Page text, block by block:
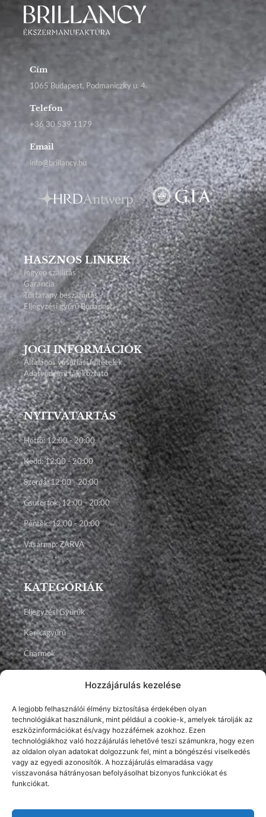
Hozzájárulás kezelése
A legjobb felhasználói élmény biztosítása érdekében olyan
technológiákat használunk, mint például a cookie-k, amelyek tárolják az
eszközinformációkat és/vagy hozzáférnek azokhoz. Ezen
technológiákhoz való hozzájárulás lehetővé teszi számunkra, hogy ezen
az oldalon olyan adatokat dolgozzunk fel, mint a böngészési viselkedés
vagy az egyedi azonosítók. A hozzájárulás elmaradása vagy
visszavonása hátrányosan befolyásolhat bizonyos funkciókat és
funkciókat.
Cím
1065 Budapest, Podmaniczky u. 4.
Telefon
+36 30 539 1179
Email
info@brillancy.hu
HASZNOS LINKEK
Ingyen szállítás
Garancia
Törtarany beszámítás
Eljegyzési gyűrű Budapest
JOGI INFORMÁCIÓK
Általános vásárlási feltételek
Adatvédelmi tájékoztató
NYITVATARTÁS
Hétfő: 12:00 - 20:00
Kedd: 12:00 - 20:00
Szerda: 12:00 - 20:00
Csütörtök: 12:00 - 20:00
Péntek: 12:00 - 20:00
Vasárnap: ZÁRVA
KATEGÓRIÁK
Eljegyzési Gyűrűk
Karikagyűrű
Charmok
FacebookInstagramYoutube